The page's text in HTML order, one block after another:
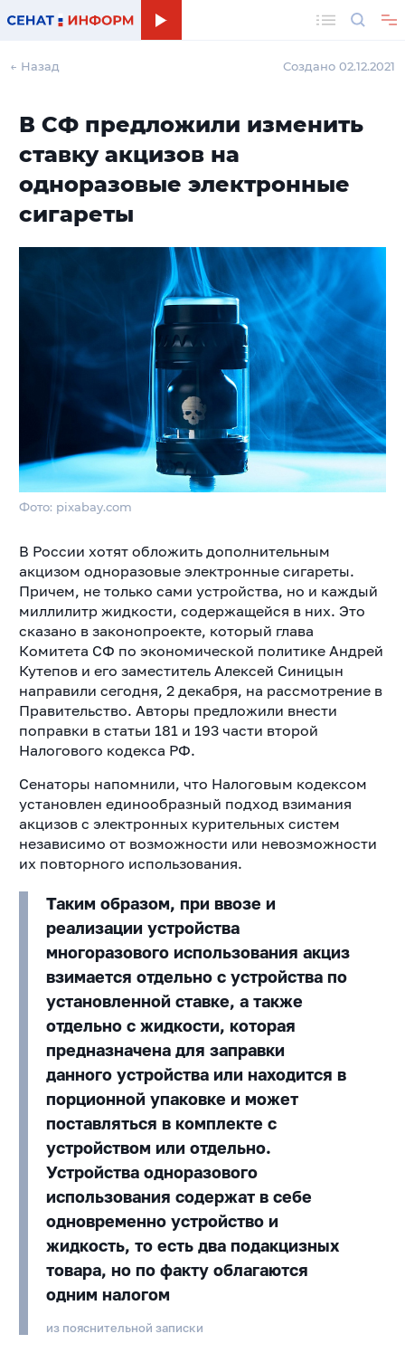
← Назад Создано 02.12.2021
В СФ предложили изменить
ставку акцизов на
одноразовые электронные
сигареты
Фото: pixabay.com
В России хотят обложить дополнительным
акцизом одноразовые электронные сигареты.
Причем, не только сами устройства, но и каждый
миллилитр жидкости, содержащейся в них. Это
сказано в законопроекте, который глава
Комитета СФ по экономической политике Андрей
Кутепов и его заместитель Алексей Синицын
направили сегодня, 2 декабря, на рассмотрение в
Правительство. Авторы предложили внести
поправки в статьи 181 и 193 части второй
Налогового кодекса РФ.
Сенаторы напомнили, что Налоговым кодексом
установлен единообразный подход взимания
акцизов с электронных курительных систем
независимо от возможности или невозможности
их повторного использования.
Таким образом, при ввозе и
реализации устройства
многоразового использования акциз
взимается отдельно с устройства по
установленной ставке, а также
отдельно с жидкости, которая
предназначена для заправки
данного устройства или находится в
порционной упаковке и может
поставляться в комплекте с
устройством или отдельно.
Устройства одноразового
использования содержат в себе
одновременно устройство и
жидкость, то есть два подакцизных
товара, но по факту облагаются
одним налогом
из пояснительной записки